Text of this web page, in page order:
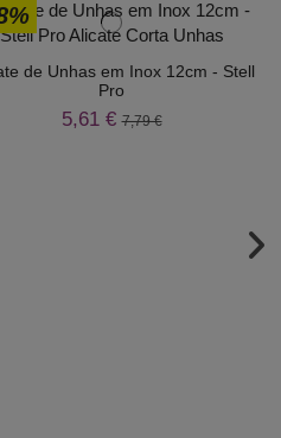
de Unhas em Inox 12cm - Stell
Pro
5,61 €7,79 €